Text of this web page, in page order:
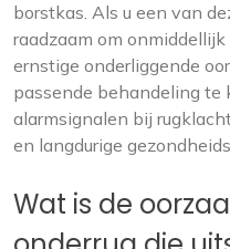
borstkas. Als u een van
raadzaam om
ernstige onderliggende
passende behandeling te
alarmsignalen bij
en langdurige
Wat is de